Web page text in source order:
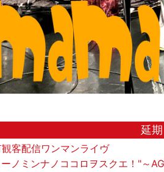
延期
客配信ワンマンライヴ
ーノミンナノココロヲスクエ！"～